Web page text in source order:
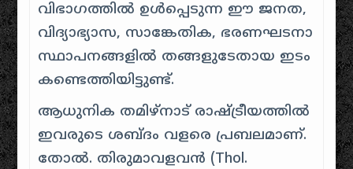
വിഭാഗത്തിൽ ഉൾപ്പെടുന്ന ഈ ജനത,
വിദ്യാഭ്യാസ, സാങ്കേതിക, ഭരണഘടനാ
സ്ഥാപനങ്ങളിൽ തങ്ങളുടേതായ ഇടം
കണ്ടെത്തിയിട്ടുണ്ട്.
ആധുനിക തമിഴ്‌നാട് രാഷ്ട്രീയത്തിൽ
ഇവരുടെ ശബ്ദം വളരെ പ്രബലമാണ്.
തോൽ. തിരുമാവളവൻ (Thol.